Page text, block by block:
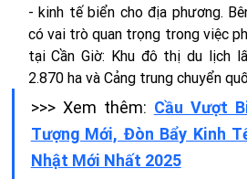
- kinh tế biển cho địa phương.
có vai trò quan trọng trong việc
tại Cần Giờ: Khu đô thị du lịch
2.870 ha và Cảng trung chuyển
>>> Xem thêm: Cầu Vượt
Tượng Mới, Đòn Bẩy Kinh
Nhật Mới Nhất 2025